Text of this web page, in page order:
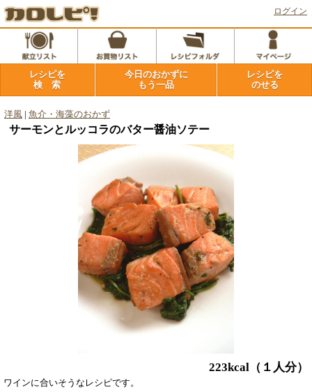
ログイン
レシピを
検 索
今日のおかずに
もう一品
レシピを
のせる
洋風 魚介・海藻のおかず
サーモンとルッコラのバター醤油ソテー
223kcal （１人分）
ワインに合いそうなレシピです。